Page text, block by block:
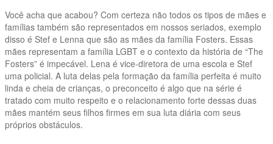
Você acha que acabou? Com certeza não todos os tipos de mães e
famílias também são representados em nossos seriados, exemplo
disso é Stef e Lenna que são as mães da família Fosters. Essas
mães representam a família LGBT e o contexto da história de “The
Fosters” é impecável. Lena é vice-diretora de uma escola e Stef
uma policial. A luta delas pela formação da família perfeita é muito
linda e cheia de crianças, o preconceito é algo que na série é
tratado com muito respeito e o relacionamento forte dessas duas
mães mantém seus filhos firmes em sua luta diária com seus
próprios obstáculos.